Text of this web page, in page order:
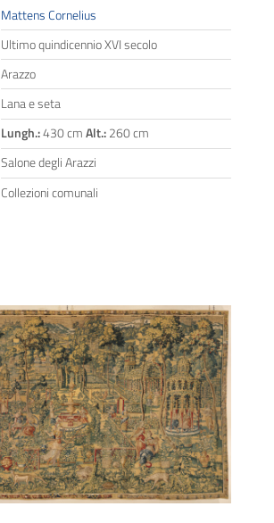
Mattens Cornelius
Ultimo quindicennio XVI secolo
Arazzo
Lana e seta
Lungh.:430 cmAlt.: 260 cm
Salone degli Arazzi
Collezioni comunali